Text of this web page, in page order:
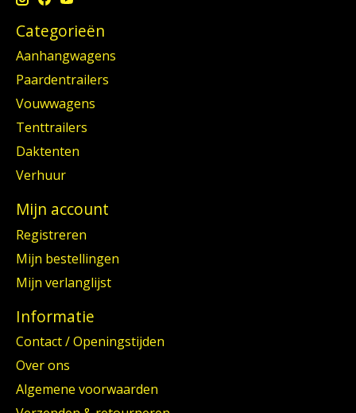
Categorieën
Aanhangwagens
Paardentrailers
Vouwwagens
Tenttrailers
Daktenten
Verhuur
Mijn account
Registreren
Mijn bestellingen
Mijn verlanglijst
Informatie
Contact / Openingstijden
Over ons
Algemene voorwaarden